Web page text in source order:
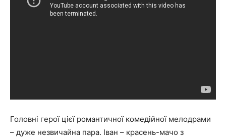
Головні герої цієї романтичної комедійної мелодрами
– дуже незвичайна пара. Іван – красень-мачо з